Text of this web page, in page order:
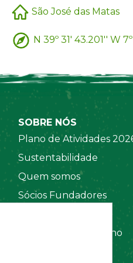
São José das Matas
N 39º 31' 43.201'' W
SOBRE NÓS
Plano de Atividades
Sustentabilidade
Quem somos
Sócios Fundadores
Regulamento Interno